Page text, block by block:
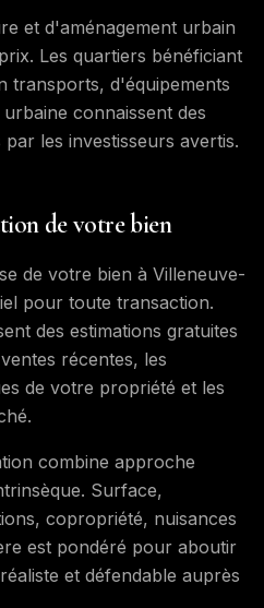
et d'aménagement urbain
Les quartiers bénéficiant
transports, d'équipements
connaissent des
les investisseurs avertis.
de votre bien
de votre bien à Villeneuve-
pour toute transaction.
des estimations gratuites
récentes, les
de votre propriété et les
combine approche
Surface,
copropriété, nuisances
est pondéré pour aboutir
et défendable auprès